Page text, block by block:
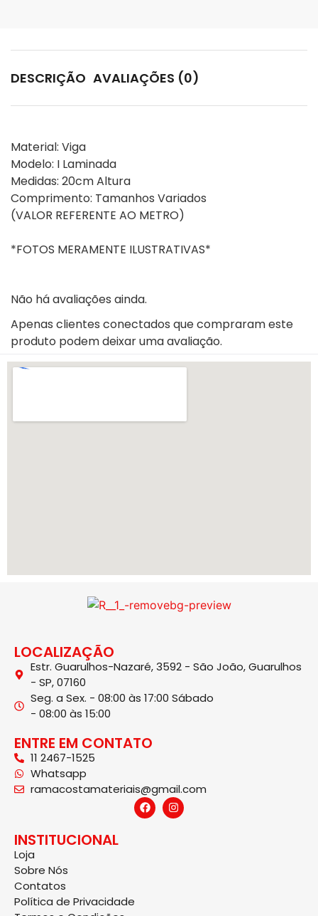
DESCRIÇÃO AVALIAÇÕES (0)
Material: Viga
Modelo: I Laminada
Medidas: 20cm Altura
Comprimento: Tamanhos Variados
(VALOR REFERENTE AO METRO)
*FOTOS MERAMENTE ILUSTRATIVAS*
Não há avaliações ainda.
Apenas clientes conectados que compraram este
produto podem deixar uma avaliação.
LOCALIZAÇÃO
Estr. Guarulhos-Nazaré, 3592 - São João, Guarulhos
- SP, 07160
Seg. a Sex. - 08:00 às 17:00 Sábado
- 08:00 às 15:00
ENTRE EM CONTATO
11 2467-1525
Whatsapp
ramacostamateriais@gmail.com
INSTITUCIONAL
Loja
Sobre Nós
Contatos
Política de Privacidade